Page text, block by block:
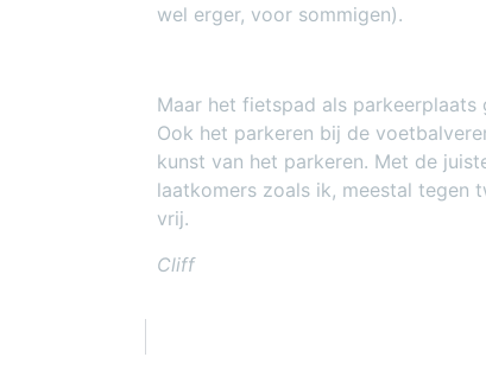
wel erger, voor sommigen).
Maar het fietspad als
Ook het parkeren bij de
kunst van het parkeren. Met de
laatkomers zoals ik, meestal tegen
vrij.
Cliff